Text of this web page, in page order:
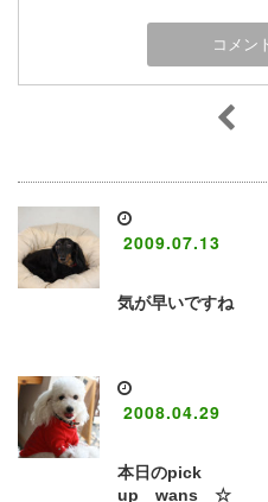
2009.07.13
気が早いですね
2008.04.29
本日のpick
up wans ☆